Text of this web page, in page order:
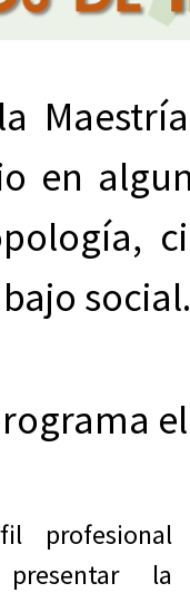
en
social.
profesional
la